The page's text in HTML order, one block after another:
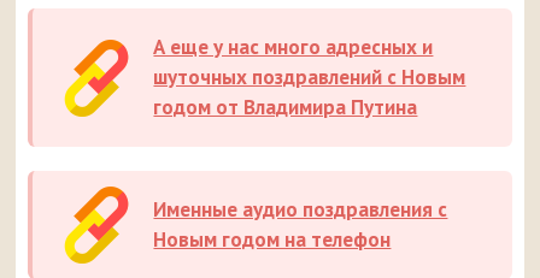
А еще у нас много адресных и
шуточных поздравлений с Новым
годом от Владимира Путина
Именные аудио поздравления с
Новым годом на телефон